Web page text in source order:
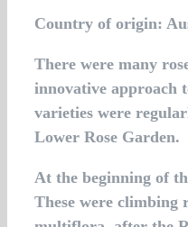
Country of origin:
There were many
innovative approach
varieties were
Lower Rose Garden.
At the beginning of
These were climbing